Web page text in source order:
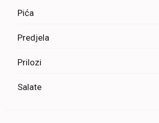
Pića
Predjela
Prilozi
Salate